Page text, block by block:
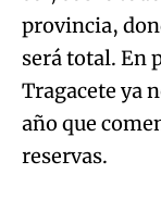
provincia,
será total. En
Tragacete ya
año que
reservas.